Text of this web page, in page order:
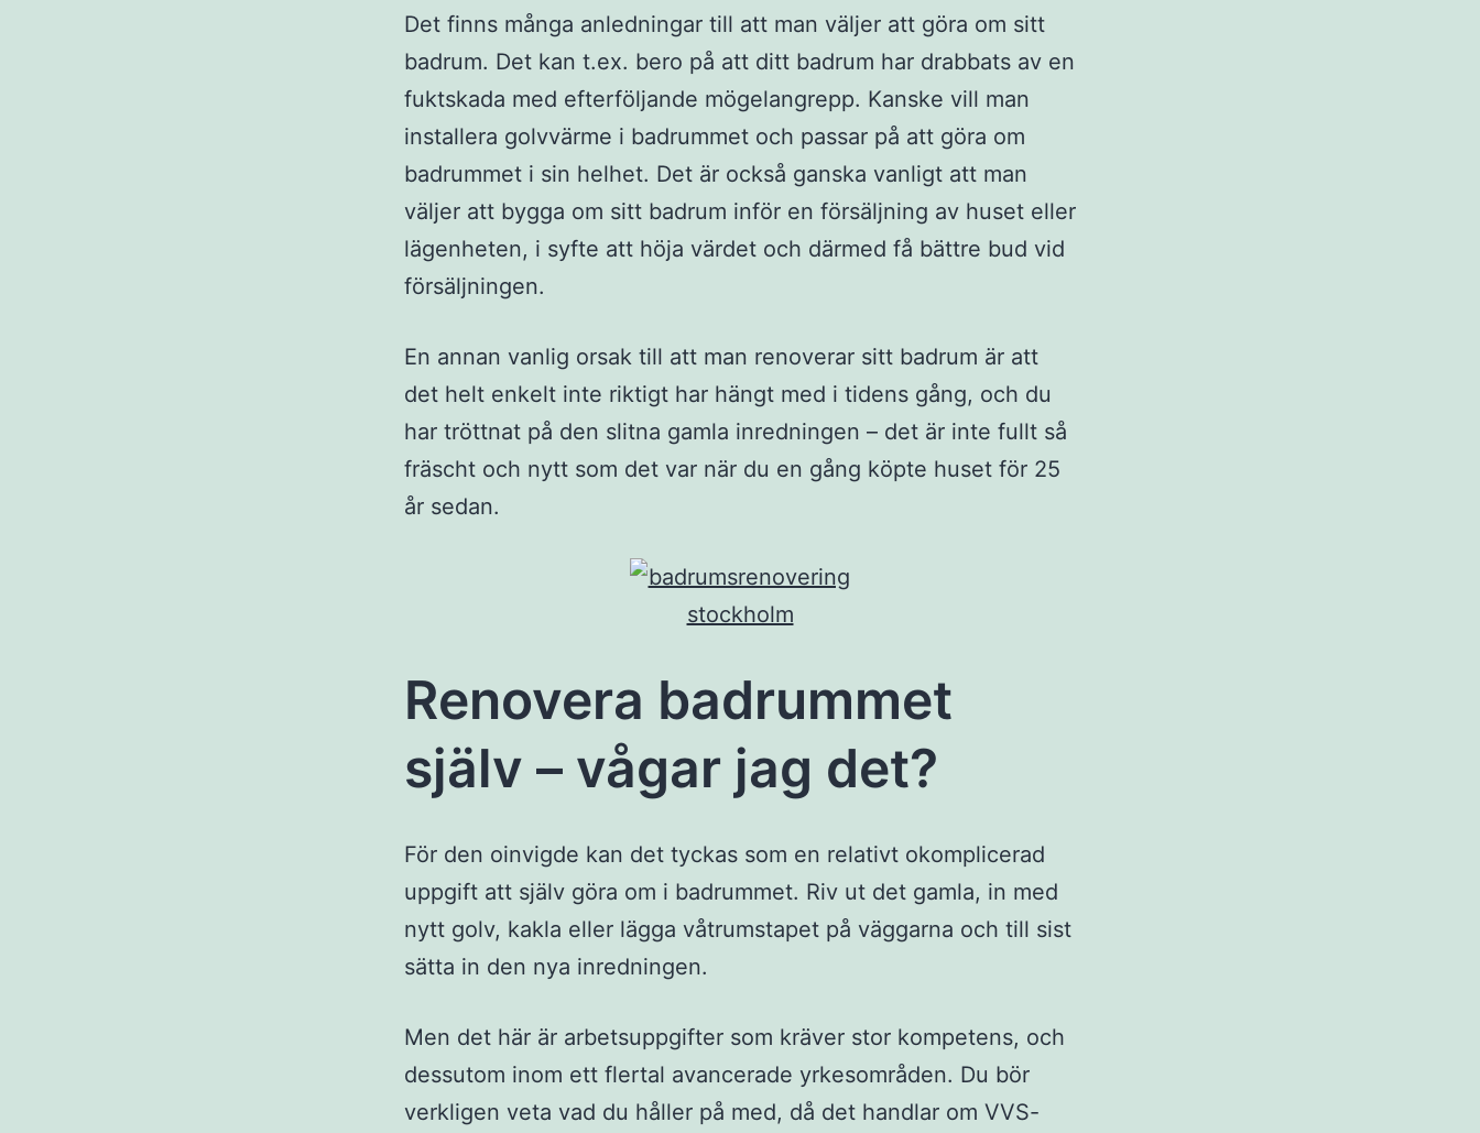
Det finns många anledningar till att man väljer att göra om sitt
badrum. Det kan t.ex. bero på att ditt badrum har drabbats av en
fuktskada med efterföljande mögelangrepp. Kanske vill man
installera golvvärme i badrummet och passar på att göra om
badrummet i sin helhet. Det är också ganska vanligt att man
väljer att bygga om sitt badrum inför en försäljning av huset eller
lägenheten, i syfte att höja värdet och därmed få bättre bud vid
försäljningen.
En annan vanlig orsak till att man renoverar sitt badrum är att
det helt enkelt inte riktigt har hängt med i tidens gång, och du
har tröttnat på den slitna gamla inredningen – det är inte fullt så
fräscht och nytt som det var när du en gång köpte huset för 25
år sedan.
Renovera badrummet
själv – vågar jag det?
För den oinvigde kan det tyckas som en relativt okomplicerad
uppgift att själv göra om i badrummet. Riv ut det gamla, in med
nytt golv, kakla eller lägga våtrumstapet på väggarna och till sist
sätta in den nya inredningen.
Men det här är arbetsuppgifter som kräver stor kompetens, och
dessutom inom ett flertal avancerade yrkesområden. Du bör
verkligen veta vad du håller på med, då det handlar om VVS-